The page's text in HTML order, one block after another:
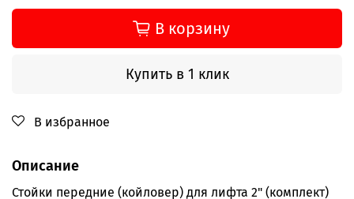
В корзину
Купить в 1 клик
В избранное
Описание
Стойки передние (койловер) для лифта 2" (комплект)